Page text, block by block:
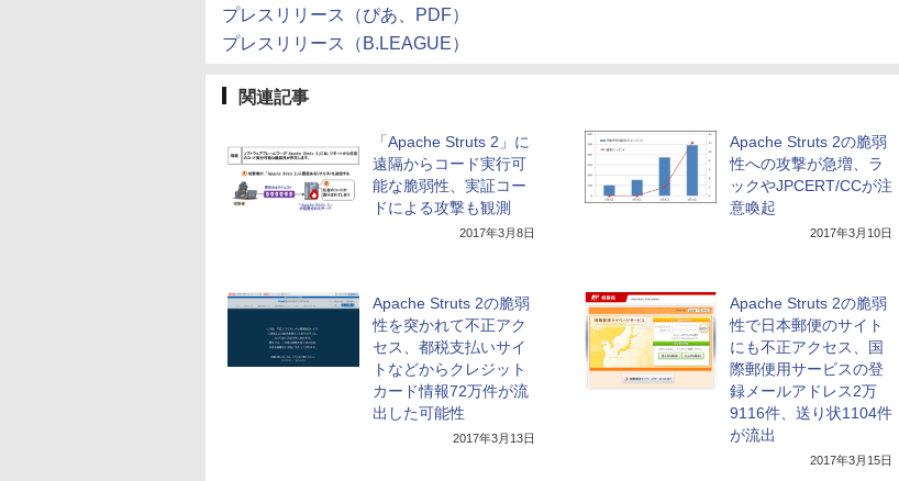
プレスリリース（ぴあ、PDF）
プレスリリース（B.LEAGUE）
関連記事
「Apache Struts 2」に
遠隔からコード実行可
能な脆弱性、実証コー
ドによる攻撃も観測
2017年3月8日
Apache Struts 2の脆弱
性への攻撃が急増、ラ
ックやJPCERT/CCが注
意喚起
2017年3月10日
Apache Struts 2の脆弱
性を突かれて不正アク
セス、都税支払いサイ
トなどからクレジット
カード情報72万件が流
出した可能性
2017年3月13日
Apache Struts 2の脆弱
性で日本郵便のサイト
にも不正アクセス、国
際郵便用サービスの登
録メールアドレス2万
9116件、送り状1104件
が流出
2017年3月15日